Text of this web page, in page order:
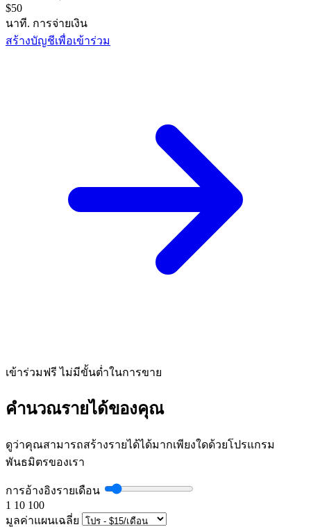
$50
นาที. การจ่ายเงิน
สร้างบัญชีเพื่อเข้าร่วม
เข้าร่วมฟรี ไม่มีขั้นต่ำในการขาย
คำนวณรายได้ของคุณ
ดูว่าคุณสามารถสร้างรายได้ได้มากเพียงใดด้วยโปรแกรม
พันธมิตรของเรา
การอ้างอิงรายเดือน
1 10 100
มูลค่าแผนเฉลี่ย